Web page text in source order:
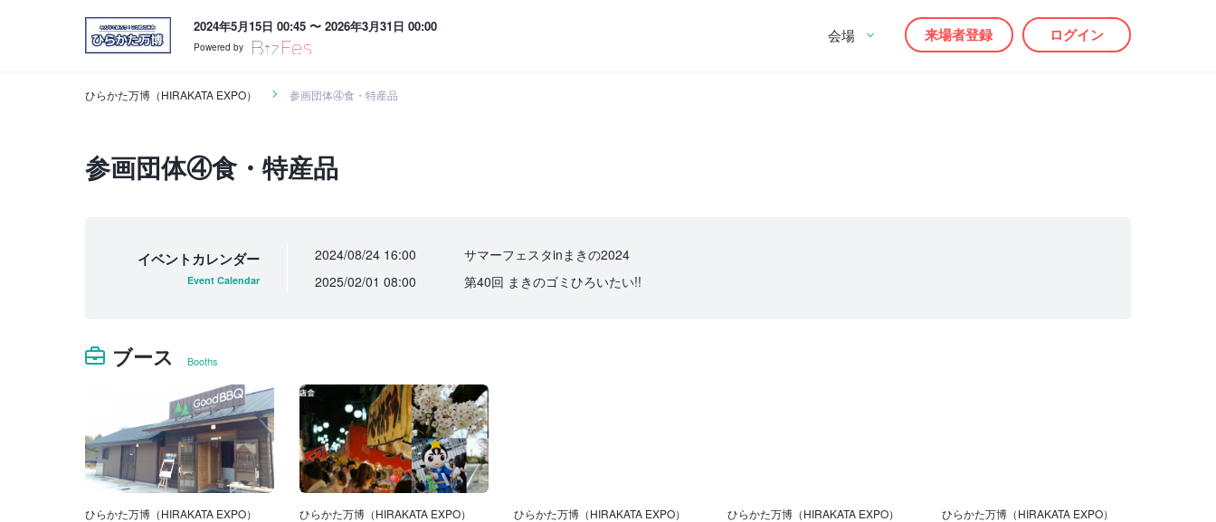
2024年5月15日 00:45 〜 2026年3月31日 00:00
Powered by
会場 来場者登録 ログイン
ひらかた万博（HIRAKATA EXPO） 参画団体④食・特産品
参画団体④食・特産品
イベントカレンダー
Event Calendar
2024/08/24 16:00
サマーフェスタinまきの2024
2025/02/01 08:00
第40回 まきのゴミひろいたい!!
ブース Booths
ひらかた万博（HIRAKATA EXPO） ひらかた万博（HIRAKATA EXPO） ひらかた万博（HIRAKATA EXPO） ひらかた万博（HIRAKATA EXPO） ひらかた万博（HIRAKATA EXPO）